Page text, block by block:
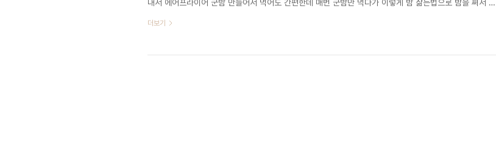
내서 에어프라이어 군밤 만들어서 먹어도 간편한데 매번 군밤만 먹다가 이렇게 밤 삶는법으로 밤을 쪄서 먹
의 양은 크게 상관없어요~ 찌는 시간만 조절해 주면 되니까요 밤은 보관을 잘해야 해요 바로 받으면 먹으면
말아서 준 후 김치냉장고 깊숙이 넣어서 보관하면 꽤 오랫동안 보관이 가능해요 밤이 지저분..
더보기